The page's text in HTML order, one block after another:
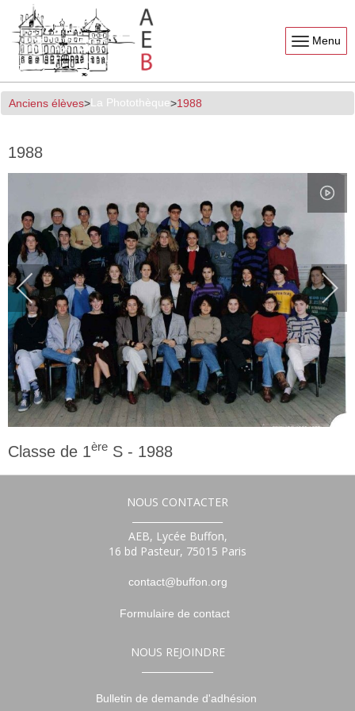
Menu
Anciens élèves La Photothèque 1988
1988
Classe de 1ère S - 1988
1ère
NOUS CONTACTER
AEB, Lycée Buffon,
16 bd Pasteur, 75015 Paris
contact@buffon.org
Formulaire de contact
NOUS REJOINDRE
Bulletin de demande d'adhésion